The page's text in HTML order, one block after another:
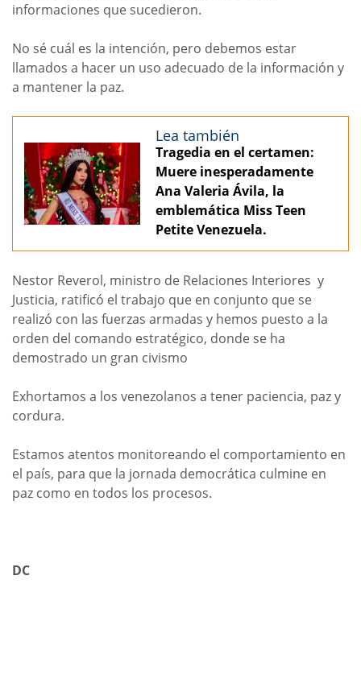
informaciones que sucedieron.
No sé cuál es la intención, pero debemos estar
llamados a hacer un uso adecuado de la información y
a mantener la paz.
Lea también
Tragedia en el certamen:
Muere inesperadamente
Ana Valeria Ávila, la
emblemática Miss Teen
Petite Venezuela.
Nestor Reverol, ministro de Relaciones Interiores y
Justicia, ratificó el trabajo que en conjunto que se
realizó con las fuerzas armadas y hemos puesto a la
orden del comando estratégico, donde se ha
demostrado un gran civismo
Exhortamos a los venezolanos a tener paciencia, paz y
cordura.
Estamos atentos monitoreando el comportamiento en
el país, para que la jornada democrática culmine en
paz como en todos los procesos.
DC